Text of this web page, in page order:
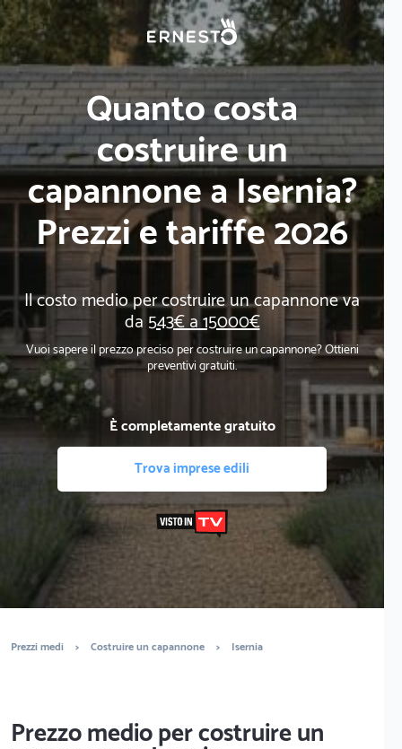
Quanto costa
costruire un
capannone a Isernia?
Prezzi e tariffe 2026
Il costo medio per costruire un capannone va
da 543€ a 15000€
Vuoi sapere il prezzo preciso per costruire un capannone? Ottieni
preventivi gratuiti.
È completamente gratuito
Trova imprese edili
Prezzi medi > Costruire un capannone > Isernia
Prezzo medio per costruire un